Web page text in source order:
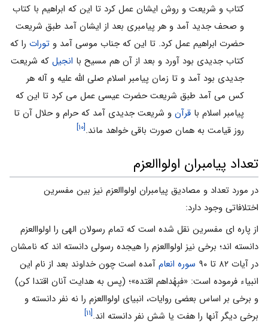
کتاب و شریعت و روش ایشان عمل کرد تا این که ابراهیم با کتاب
و صحف جدید آمد و هر پیامبرى بعد از ایشان آمد طبق شریعت
حضرت ابراهیم عمل کرد. تا این که جناب موسى آمد و توراترا که
کتاب جدیدى بود آورد و بعد از آن هم مسیح با انجیلکه شریعت
جدیدى بود آمد و تا زمان پیامبر اسلام صلی الله علیه و آله هر
کس مى آمد طبق شریعت حضرت عیسى عمل مى کرد تا این که
پیامبر اسلام با قرآنو شریعت جدیدى آمد که حرام و حلال آن تا
روز قیامت به همان صورت باقى خواهد ماند.[۱۰]
تعداد پیامبران اولواالعزم
در مورد تعداد و مصادیق پیامبران اولواالعزم نیز بین مفسرین
اختلافاتى وجود دارد:
از پاره اى مفسرین نقل شده است که تمام رسولان الهى را اولواالعزم
دانسته اند؛ برخى نیز اولواالعزم را هیجده رسولى دانسته اند که نامشان
در آیات ۸۲ تا ۹۰
سوره انعام آمده است چون خداوند بعد از نام این
انبیاء فرموده است: «فبِهُداهم اقتده»؛ (پس به هدایت آنان اقتدا کن)
و برخى بر اساس بعضى روایات، انبیاى اولواالعزم را نه نفر دانسته و
برخى دیگر آنها را هفت یا شش نفر دانسته اند.[۱۱]